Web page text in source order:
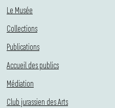
Le Musée
Collections
Publications
Accueil des publics
Médiation
Club jurassien des Arts